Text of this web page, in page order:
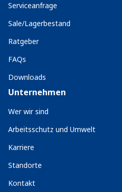
Serviceanfrage
Sale/Lagerbestand
Ratgeber
FAQs
Downloads
Unternehmen
Wer wir sind
Arbeitsschutz und Umwelt
Karriere
Standorte
Kontakt